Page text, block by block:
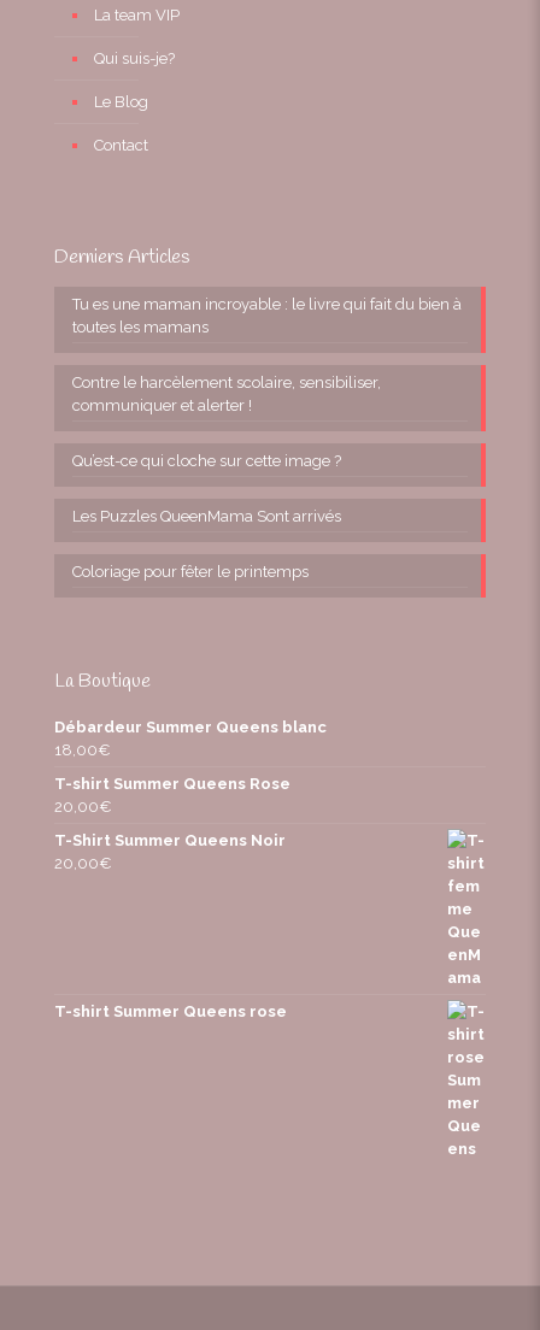
La team VIP
Qui suis-je?
Le Blog
Contact
Derniers Articles
Tu es une maman incroyable : le livre qui fait du bien à
toutes les mamans
Contre le harcèlement scolaire, sensibiliser,
communiquer et alerter !
Qu’est-ce qui cloche sur cette image ?
Les Puzzles QueenMama Sont arrivés
Coloriage pour fêter le printemps
La Boutique
Débardeur Summer Queens blanc
18,00€
T-shirt Summer Queens Rose
20,00€
T-Shirt Summer Queens Noir
20,00€
T-shirt Summer Queens rose